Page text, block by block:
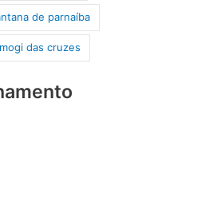
de parnaíba
das cruzes